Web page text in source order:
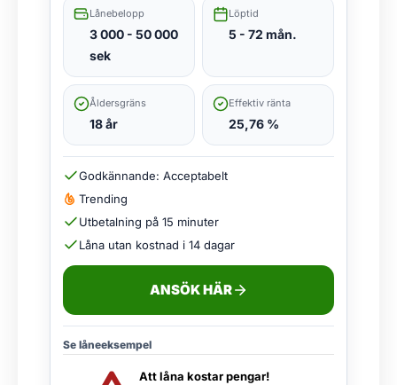
Lånebelopp
3 000 - 50 000
sek
Löptid
5 - 72 mån.
Åldersgräns
18 år
Effektiv ränta
25,76 %
Godkännande: Acceptabelt
Trending
Utbetalning på 15 minuter
Låna utan kostnad i 14 dagar
ANSÖK HÄR
Se låneeksempel
Att låna kostar pengar!